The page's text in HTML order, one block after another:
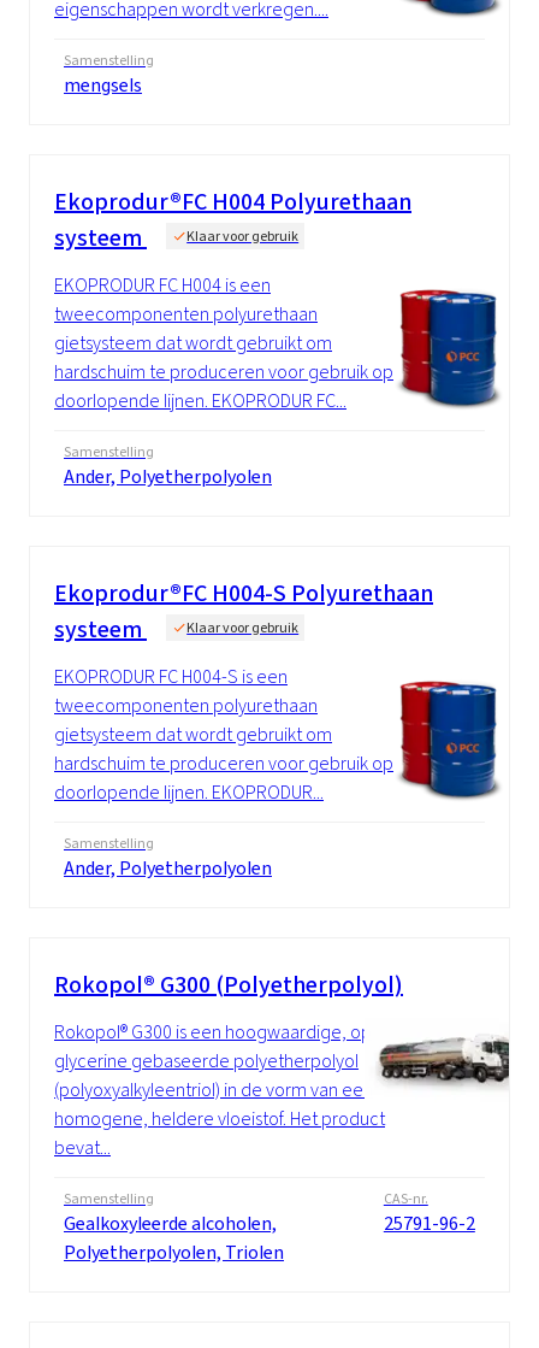
eigenschappen wordt verkregen....
Samenstelling
mengsels
Ekoprodur®FC H004 Polyurethaan
systeem
Klaar voor gebruik
EKOPRODUR FC H004 is een
tweecomponenten polyurethaan
gietsysteem dat wordt gebruikt om
hardschuim te produceren voor gebruik op
doorlopende lijnen. EKOPRODUR FC...
Samenstelling
Ander, Polyetherpolyolen
Ekoprodur®FC H004-S Polyurethaan
systeem
Klaar voor gebruik
EKOPRODUR FC H004-S is een
tweecomponenten polyurethaan
gietsysteem dat wordt gebruikt om
hardschuim te produceren voor gebruik op
doorlopende lijnen. EKOPRODUR...
Samenstelling
Ander, Polyetherpolyolen
Rokopol® G300 (Polyetherpolyol)
Rokopol® G300 is een hoogwaardige, op
glycerine gebaseerde polyetherpolyol
(polyoxyalkyleentriol) in de vorm van een
homogene, heldere vloeistof. Het product
bevat...
Samenstelling
Gealkoxyleerde alcoholen,
Polyetherpolyolen, Triolen
CAS-nr.
25791-96-2